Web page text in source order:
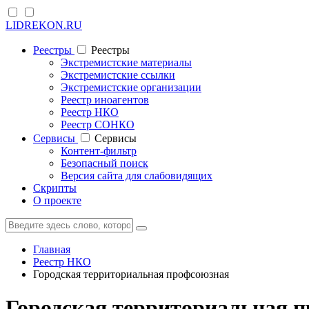
LIDREKON.RU
Реестры
Реестры
Экстремистские материалы
Экстремистские ссылки
Экстремистские организации
Реестр иноагентов
Реестр НКО
Реестр СОНКО
Cервисы
Cервисы
Контент-фильтр
Безопасный поиск
Версия сайта для слабовидящих
Скрипты
О проекте
Главная
Реестр НКО
Городская территориальная профсоюзная